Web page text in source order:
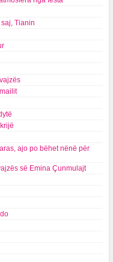
Tianin
ajo po bëhet nënë për
së Emina Çunmulajt